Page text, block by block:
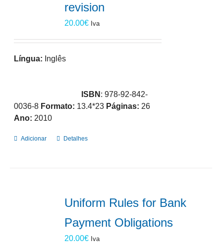
revision
20.00€ Iva
Língua: Inglês
ISBN : 978-92-842-
0036-8 Formato: 13.4*23 Páginas: 26
Ano: 2010
Adicionar Detalhes
Uniform Rules for Bank
Payment Obligations
20.00€ Iva